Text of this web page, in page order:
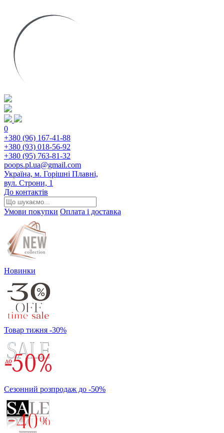
0
+380 (96) 167-41-88
+380 (93) 018-56-92
+380 (95) 763-81-32
poops.pl.ua@gmail.com
Україна, м. Горішні Плавні,
вул. Строни, 1
До контактів
Умови покупки Оплата і доставка
Новинки
Товар тижня -30%
Сезонний розпродаж до -50%